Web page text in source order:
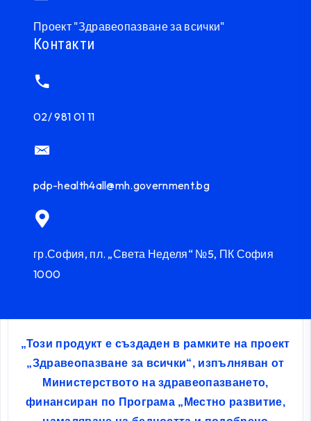
Проект "Здравеопазване за всички"
Контакти
02/ 981 01 11
pdp-health4all@mh.government.bg
гр.София, пл. „Света Неделя“ №5, ПК София
1000
„Този продукт е създаден в рамките на проект
„Здравеопазване за всички“, изпълняван от
Министерството на здравеопазването,
финансиран по Програма „Местно развитие,